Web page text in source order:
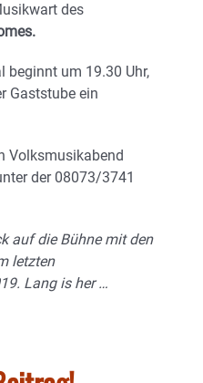
des
beginnt um 19.30 Uhr,
Gaststube ein
Volksmusikabend
der 08073/3741
auf die Bühne mit den
letzten
Lang is her …